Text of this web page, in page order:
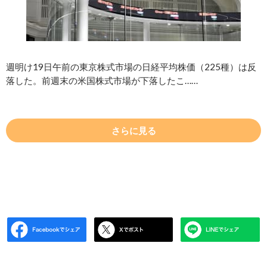
週明け19日午前の東京株式市場の日経平均株価（225種）は反
落した。前週末の米国株式市場が下落したこ……
さらに見る